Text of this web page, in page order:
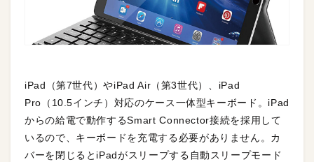
iPad（第7世代）やiPad Air（第3世代）、iPad
Pro（10.5インチ）対応のケース一体型キーボード。iPad
からの給電で動作するSmart Connector接続を採用して
いるので、キーボードを充電する必要がありません。カ
バーを閉じるとiPadがスリープする自動スリープモード